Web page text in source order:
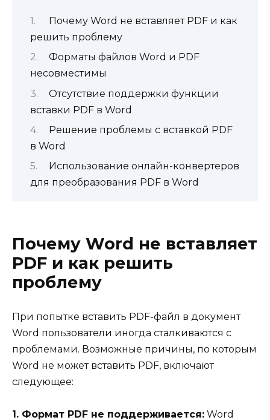
Почему Word не вставляет PDF и как
решить проблему
Форматы файлов Word и PDF
несовместимы
Отсутствие поддержки функции
вставки PDF в Word
Решение проблемы с вставкой PDF
в Word
Использование онлайн-конвертеров
для преобразования PDF в Word
Почему Word не вставляет
PDF и как решить
проблему
При попытке вставить PDF-файл в документ
Word пользователи иногда сталкиваются с
проблемами. Возможные причины, по которым
Word не может вставить PDF, включают
следующее:
1. Формат PDF не поддерживается: Word